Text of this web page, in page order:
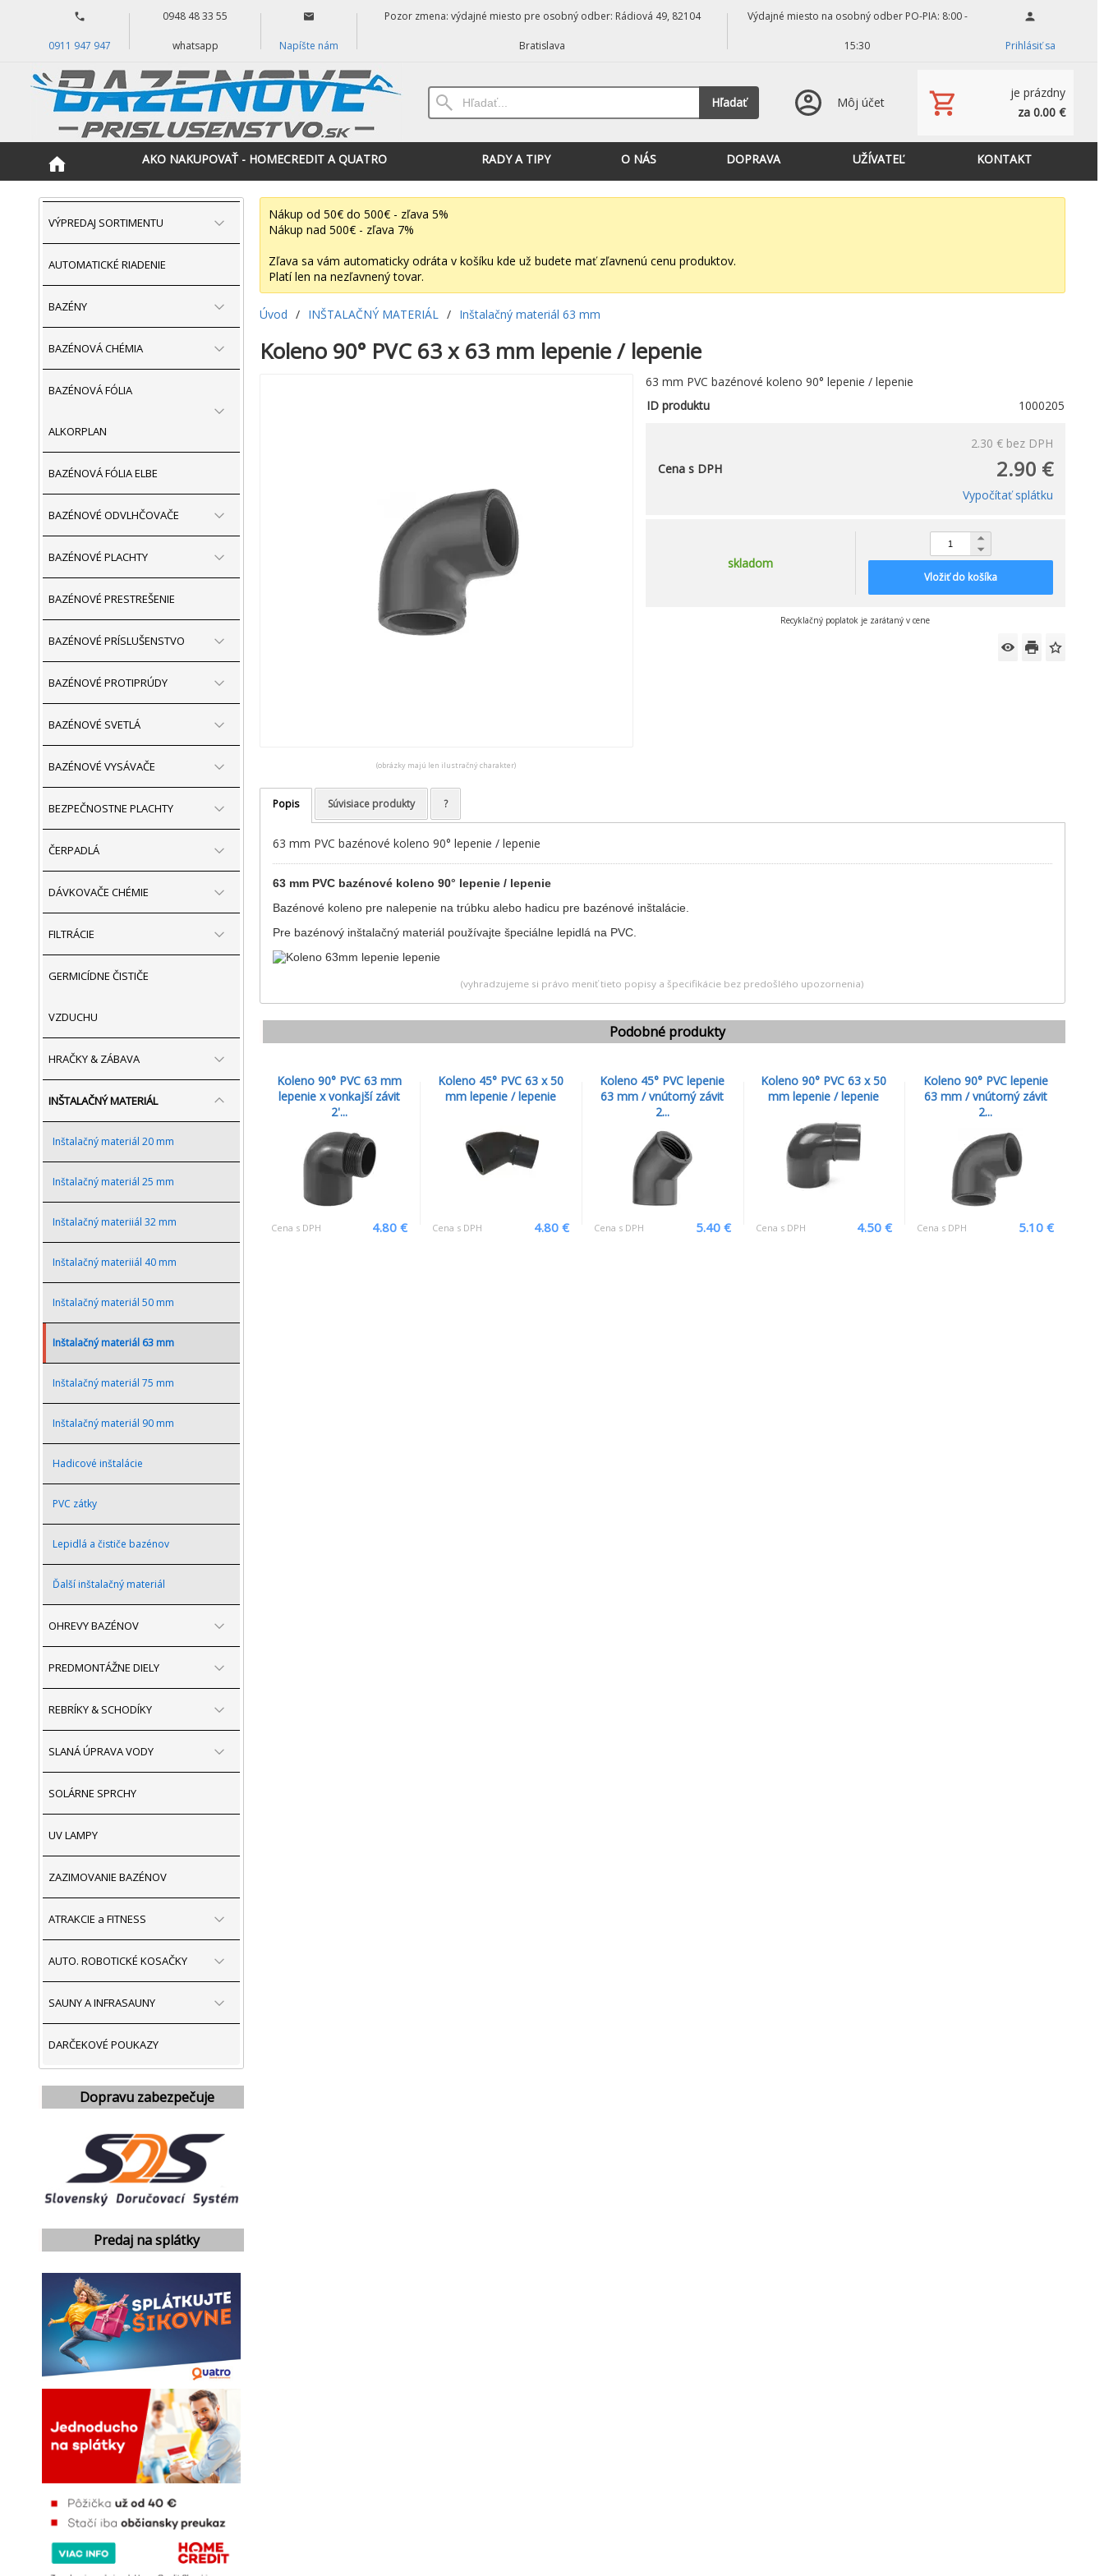
0911 947 947
0948 48 33 55
whatsapp Napíšte nám
Pozor zmena: výdajné miesto pre osobný odber: Rádiová 49, 82104
Bratislava
Výdajné miesto na osobný odber PO-PIA: 8:00 -
15:30 Prihlásiť sa
Hľadať Môj účet
je prázdny
za 0.00 €
AKO NAKUPOVAŤ - HOMECREDIT A QUATRO RADY A TIPY O NÁS DOPRAVA UŽÍVATEĽ KONTAKT
VÝPREDAJ SORTIMENTU
AUTOMATICKÉ RIADENIE
BAZÉNY
BAZÉNOVÁ CHÉMIA
BAZÉNOVÁ FÓLIA
ALKORPLAN
BAZÉNOVÁ FÓLIA ELBE
BAZÉNOVÉ ODVLHČOVAČE
BAZÉNOVÉ PLACHTY
BAZÉNOVÉ PRESTREŠENIE
BAZÉNOVÉ PRÍSLUŠENSTVO
BAZÉNOVÉ PROTIPRÚDY
BAZÉNOVÉ SVETLÁ
BAZÉNOVÉ VYSÁVAČE
BEZPEČNOSTNE PLACHTY
ČERPADLÁ
DÁVKOVAČE CHÉMIE
FILTRÁCIE
GERMICÍDNE ČISTIČE
VZDUCHU
HRAČKY & ZÁBAVA
INŠTALAČNÝ MATERIÁL
Inštalačný materiál 20 mm
Inštalačný materiál 25 mm
Inštalačný materiiál 32 mm
Inštalačný materiiál 40 mm
Inštalačný materiál 50 mm
Inštalačný materiál 63 mm
Inštalačný materiál 75 mm
Inštalačný materiál 90 mm
Hadicové inštalácie
PVC zátky
Lepidlá a čističe bazénov
Ďalší inštalačný materiál
OHREVY BAZÉNOV
PREDMONTÁŽNE DIELY
REBRÍKY & SCHODÍKY
SLANÁ ÚPRAVA VODY
SOLÁRNE SPRCHY
UV LAMPY
ZAZIMOVANIE BAZÉNOV
ATRAKCIE a FITNESS
AUTO. ROBOTICKÉ KOSAČKY
SAUNY A INFRASAUNY
DARČEKOVÉ POUKAZY
Dopravu zabezpečuje
Predaj na splátky
Nákup od 50€ do 500€ - zľava 5%
Nákup nad 500€ - zľava 7%
Zľava sa vám automaticky odráta v košíku kde už budete mať zľavnenú cenu produktov.
Platí len na nezľavnený tovar.
Úvod / INŠTALAČNÝ MATERIÁL / Inštalačný materiál 63 mm
Koleno 90° PVC 63 x 63 mm lepenie / lepenie
(obrázky majú len ilustračný charakter)
63 mm PVC bazénové koleno 90° lepenie / lepenie
ID produktu
1000205
2.30 € bez DPH
2.90 €
Cena s DPH
Vypočítať splátku
skladom
Vložiť do košíka
Recyklačný poplatok je zarátaný v cene
Popis Súvisiace produkty ?
63 mm PVC bazénové koleno 90° lepenie / lepenie
63 mm PVC bazénové koleno 90° lepenie / lepenie
Bazénové koleno pre nalepenie na trúbku alebo hadicu pre bazénové inštalácie.
Pre bazénový inštalačný materiál používajte špeciálne lepidlá na PVC.
(vyhradzujeme si právo meniť tieto popisy a špecifikácie bez predošlého upozornenia)
Podobné produkty
Koleno 90° PVC 63 mm
lepenie x vonkajší závit
2'...
Cena s DPH 4.80 €
Koleno 45° PVC 63 x 50
mm lepenie / lepenie
Cena s DPH 4.80 €
Koleno 45° PVC lepenie
63 mm / vnútorný závit
2...
Cena s DPH 5.40 €
Koleno 90° PVC 63 x 50
mm lepenie / lepenie
Cena s DPH 4.50 €
Koleno 90° PVC lepenie
63 mm / vnútorný závit
2...
Cena s DPH 5.10 €